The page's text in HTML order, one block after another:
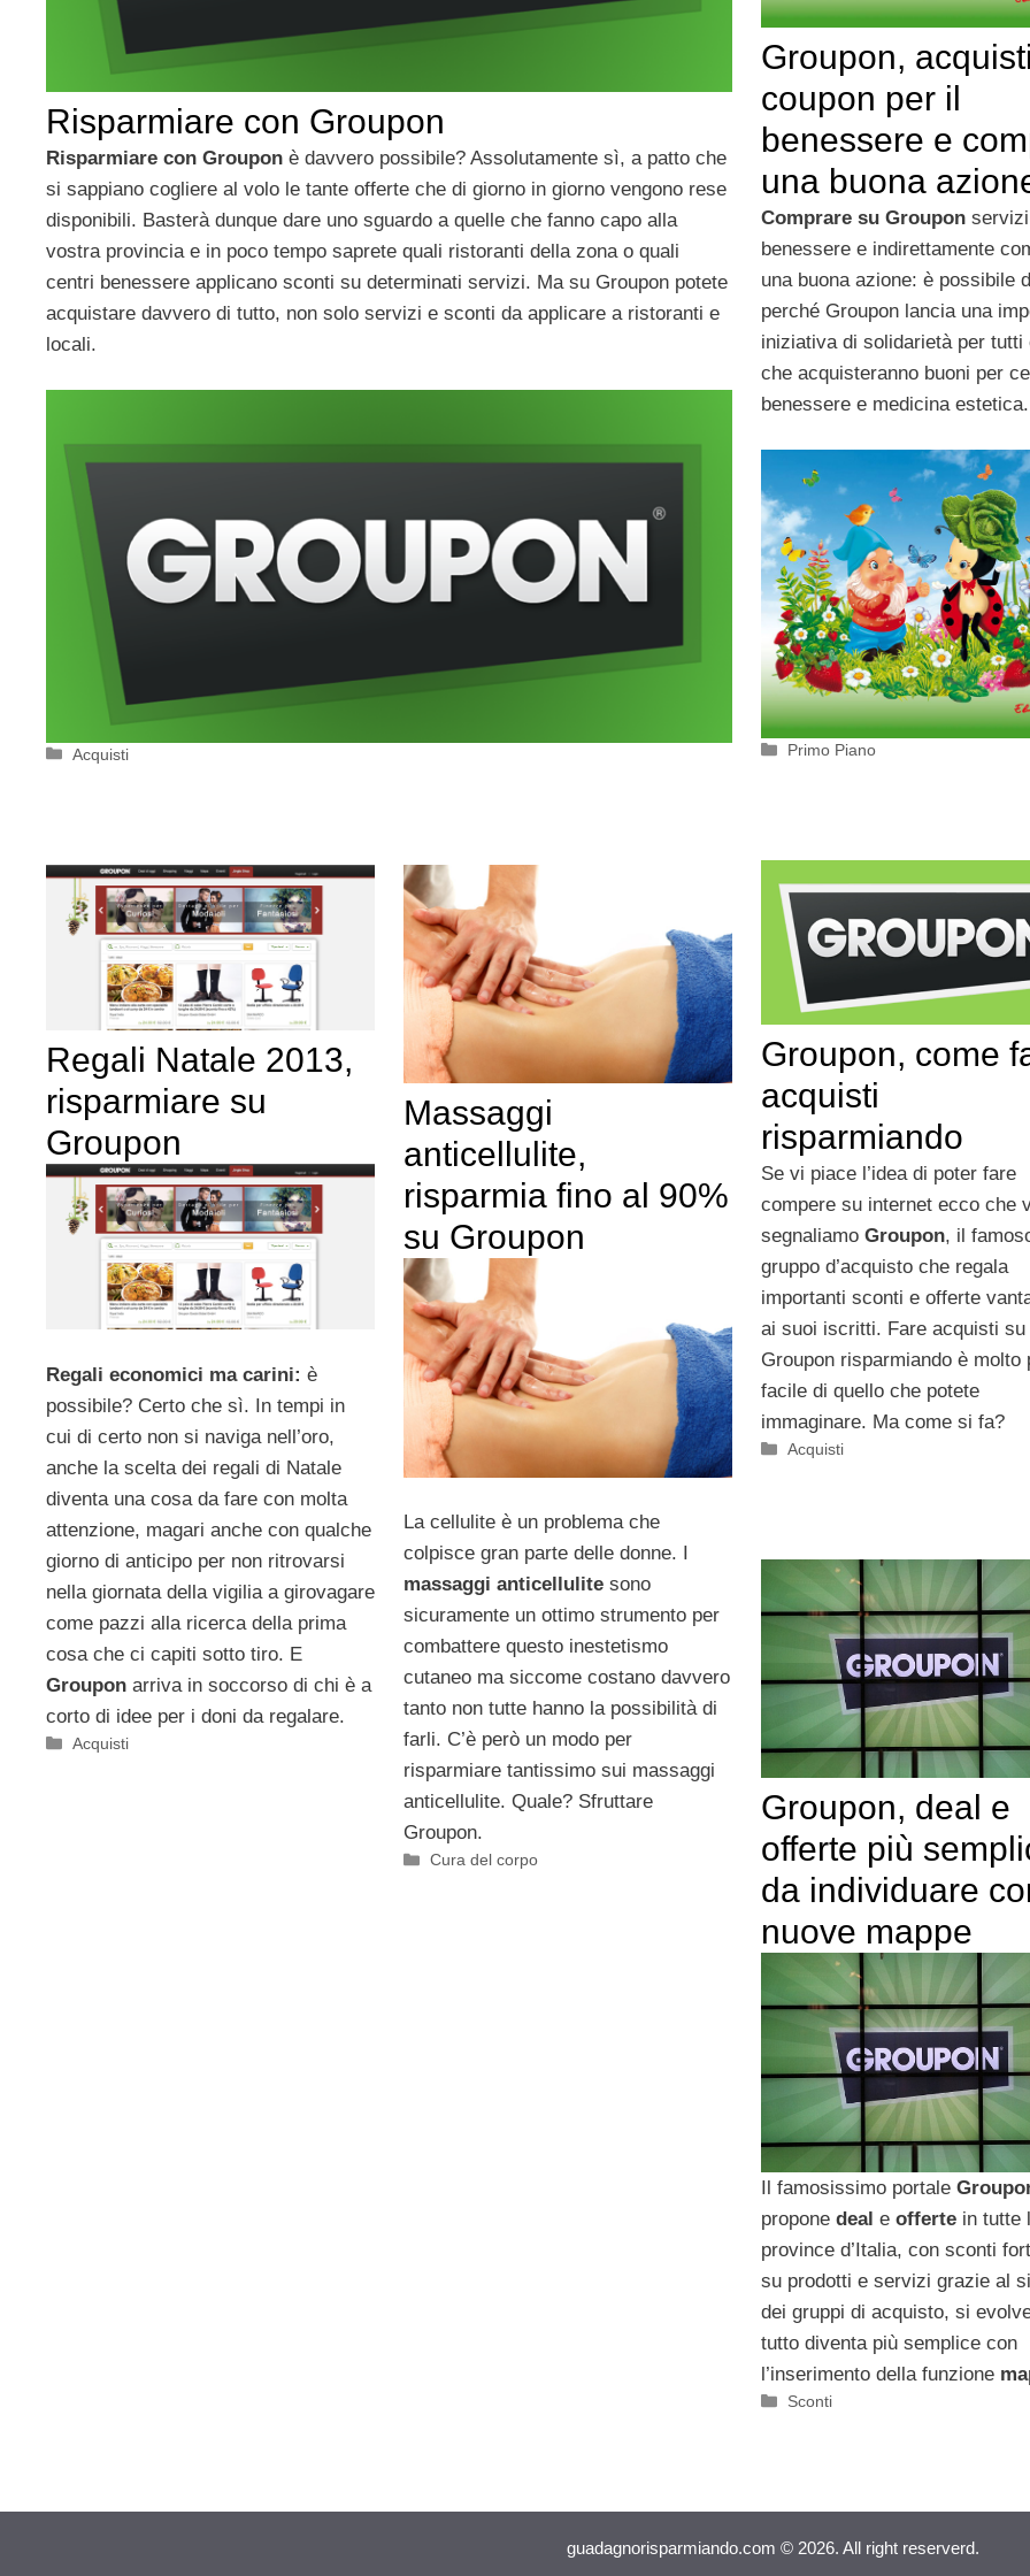
Risparmiare con Groupon
Risparmiare con Groupon è davvero possibile? Assolutamente sì, a patto che
si sappiano cogliere al volo le tante offerte che di giorno in giorno vengono rese
disponibili. Basterà dunque dare uno sguardo a quelle che fanno capo alla
vostra provincia e in poco tempo saprete quali ristoranti della zona o quali
centri benessere applicano sconti su determinati servizi. Ma su Groupon potete
acquistare davvero di tutto, non solo servizi e sconti da applicare a ristoranti e
locali.
Categorie
Acquisti
Groupon, acquisti
coupon per il
benessere e
una buona
Comprare su Grouponservizi
benessere e indirettamente
una buona azione: è possibile
perché Groupon lancia una
iniziativa di solidarietà per tutti
che acquisteranno buoni per
benessere e medicina estetica.
Categorie
Primo Piano
Groupon, come
acquisti
risparmiando
Se vi piace l’idea di poter fare
compere su internet ecco che
segnaliamo Groupon, il
gruppo d’acquisto che regala
importanti sconti e offerte
ai suoi iscritti. Fare acquisti su
Groupon risparmiando è molto
facile di quello che potete
immaginare. Ma come si fa?
Categorie
Acquisti
Regali Natale 2013,
risparmiare su
Groupon
Regali economici ma carini: è
possibile? Certo che sì. In tempi in
cui di certo non si naviga nell’oro,
anche la scelta dei regali di Natale
diventa una cosa da fare con molta
attenzione, magari anche con qualche
giorno di anticipo per non ritrovarsi
nella giornata della vigilia a girovagare
come pazzi alla ricerca della prima
cosa che ci capiti sotto tiro. E
Groupon arriva in soccorso di chi è a
corto di idee per i doni da regalare.
Categorie
Acquisti
Massaggi
anticellulite,
risparmia fino al 90%
su Groupon
La cellulite è un problema che
colpisce gran parte delle donne. I
massaggi anticellulitesono
sicuramente un ottimo strumento per
combattere questo inestetismo
cutaneo ma siccome costano davvero
tanto non tutte hanno la possibilità di
farli. C’è però un modo per
risparmiare tantissimo sui massaggi
anticellulite. Quale? Sfruttare
Groupon.
Categorie
Cura del corpo
Groupon, deal e
offerte più
da individuare
nuove mappe
Il famosissimo portale
propone deal e offertein tutte
province d’Italia, con sconti
su prodotti e servizi grazie al
dei gruppi di acquisto, si
tutto diventa più semplice con
l’inserimento della funzione
Categorie
Sconti
guadagnorisparmiando.com © 2026. All right reserverd.